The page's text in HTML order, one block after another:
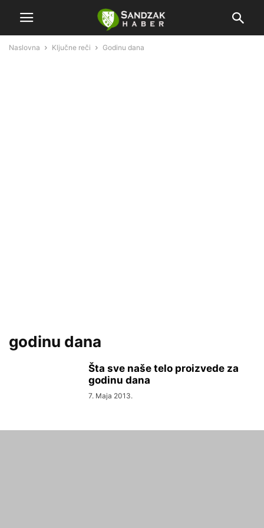
Naslovna Ključne reči Godinu dana
godinu dana
Šta sve naše telo proizvede za
godinu dana
7. Maja 2013.